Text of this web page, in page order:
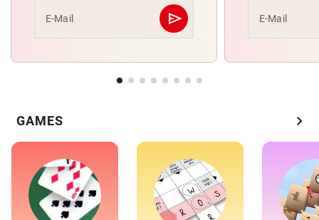
E-Mail send
Abschicken E-Mail
GAMES chevron_right